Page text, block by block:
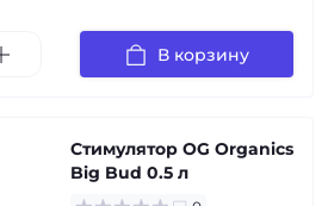
В корзину
Стимулятор OG Organics
Big Bud 0.5 л